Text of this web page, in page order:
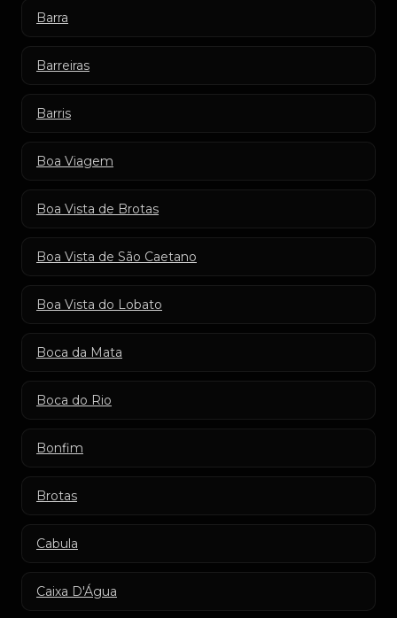
Barra
Barreiras
Barris
Boa Viagem
Boa Vista de Brotas
Boa Vista de São Caetano
Boa Vista do Lobato
Boca da Mata
Boca do Rio
Bonfim
Brotas
Cabula
Caixa D'Água